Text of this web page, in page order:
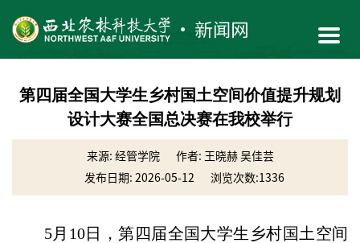
第四届全国大学生乡村国土空间价值提升规划
设计大赛全国总决赛在我校举行
来源: 经管学院
作者: 王晓赫 吴佳芸
发布日期: 2026-05-12
浏览次数:1336
5月10日，第四届全国大学生乡村国土空间